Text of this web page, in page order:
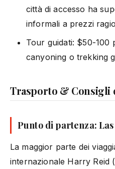
città di accesso ha
informali a prezzi
Tour guidati: $50-100
canyoning o trekking
Trasporto & Consigli
Punto di partenza:
La maggior parte dei
internazionale Harry Reid